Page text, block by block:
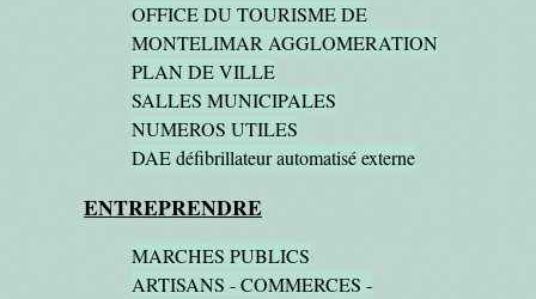
OFFICE DU TOURISME DE
MONTELIMAR AGGLOMERATION
PLAN DE VILLE
SALLES MUNICIPALES
NUMEROS UTILES
DAE défibrillateur automatisé externe
ENTREPRENDRE
MARCHES PUBLICS
ARTISANS - COMMERCES -